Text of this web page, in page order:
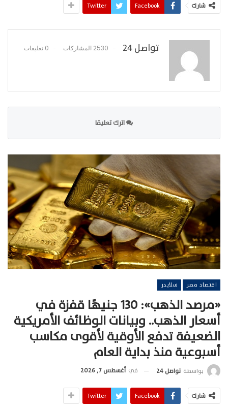
شارك Facebook
Twitter
تواصل 24 2530 المشاركات 0 تعليقات
اترك تعليقا
اقتصاد مصر سلايدر
«مرصد الذهب»: 130 جنيهًا قفزة في
أسعار الذهب.. وبيانات الوظائف الأمريكية
الضعيفة تدفع الأوقية لأقوى مكاسب
أسبوعية منذ بداية العام
بواسطة تواصل 24 في أغسطس 7, 2026
شارك Facebook
Twitter